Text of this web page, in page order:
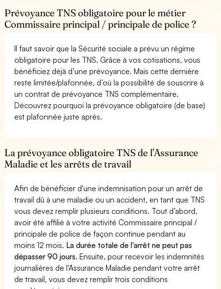
Prévoyance TNS obligatoire pour le métier
Commissaire principal / principale de police ?
Il faut savoir que la Sécurité sociale a prévu un régime
obligatoire pour les TNS. Grâce à vos cotisations, vous
bénéficiez déjà d’une prévoyance. Mais cette dernière
reste limitée/plafonnée, d’où la possibilité de souscrire à
un contrat de prévoyance TNS complémentaire.
Découvrez pourquoi la prévoyance obligatoire (de base)
est plafonnée juste après.
La prévoyance obligatoire TNS de l’Assurance
Maladie et les arrêts de travail
Afin de bénéficier d'une indemnisation pour un arrêt de
travail dû à une maladie ou un accident, en tant que TNS
vous devez remplir plusieurs conditions. Tout d’abord,
avoir été affilié à votre activité Commissaire principal /
principale de police de façon continue pendant au
moins 12 mois. La durée totale de l'arrêt ne peut pas
dépasser 90 jours. Ensuite, pour recevoir les indemnités
journalières de l'Assurance Maladie pendant votre arrêt
de travail, vous devez remplir trois conditions